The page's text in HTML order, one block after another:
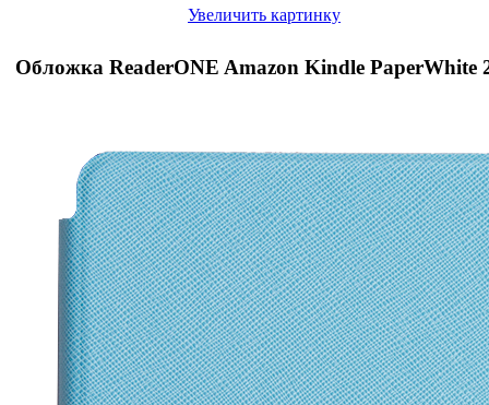
Увеличить картинку
Обложка ReaderONE Amazon Kindle PaperWhite